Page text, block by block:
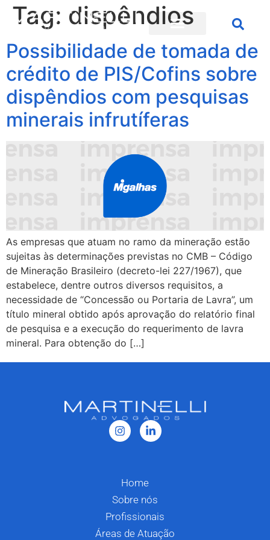
Tag: dispêndios
Possibilidade de tomada de
crédito de PIS/Cofins sobre
dispêndios com pesquisas
minerais infrutíferas
As empresas que atuam no ramo da mineração estão
sujeitas às determinações previstas no CMB – Código
de Mineração Brasileiro (decreto-lei 227/1967), que
estabelece, dentre outros diversos requisitos, a
necessidade de “Concessão ou Portaria de Lavra”, um
título mineral obtido após aprovação do relatório final
de pesquisa e a execução do requerimento de lavra
mineral. Para obtenção do […]
Home
Sobre nós
Profissionais
Áreas de Atuação